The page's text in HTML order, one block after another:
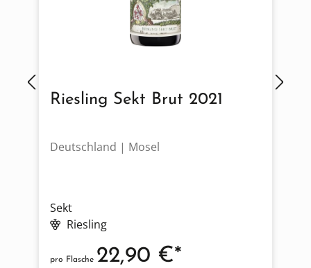
Riesling Sekt Brut 2021
Deutschland | Mosel
Sekt
Riesling
pro Flasche 22,90 €*